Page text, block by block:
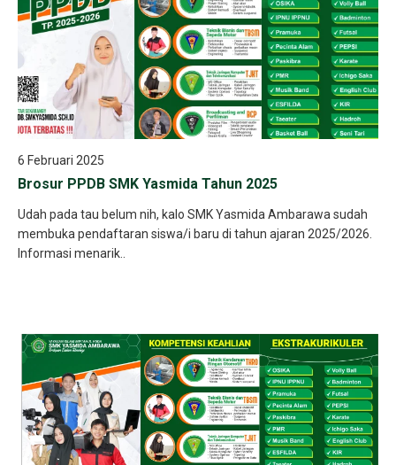
6 Februari 2025
Brosur PPDB SMK Yasmida Tahun 2025
Udah pada tau belum nih, kalo SMK Yasmida Ambarawa sudah
membuka pendaftaran siswa/i baru di tahun ajaran 2025/2026.
Informasi menarik..